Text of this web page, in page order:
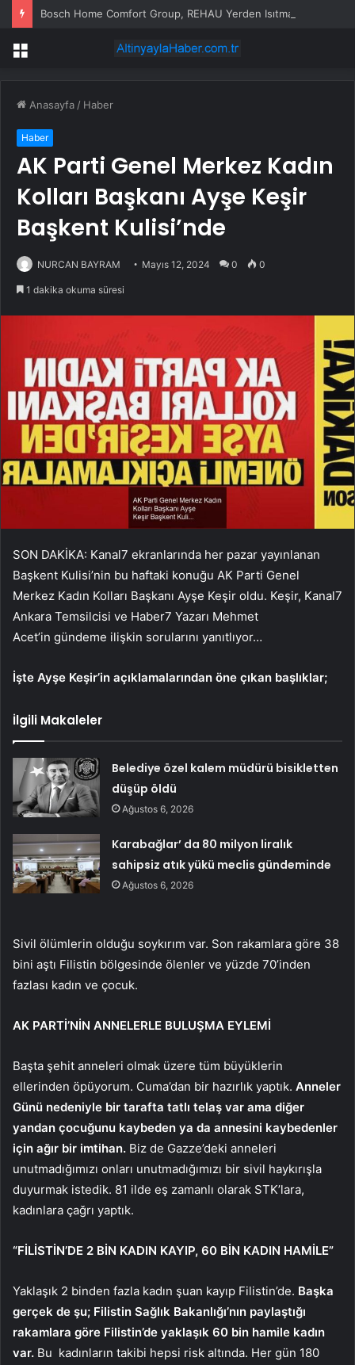
Menü
Anasayfa / Haber
Haber
AK Parti Genel Merkez Kadın
Kolları Başkanı Ayşe Keşir
Başkent Kulisi’nde
NURCAN BAYRAM Mayıs 12, 2024 0 0
1 dakika okuma süresi
SON DAKİKA: Kanal7 ekranlarında her pazar yayınlanan
Başkent Kulisi’nin bu haftaki konuğu AK Parti Genel
Merkez Kadın Kolları Başkanı Ayşe Keşir oldu. Keşir, Kanal7
Ankara Temsilcisi ve Haber7 Yazarı Mehmet
Acet’in gündeme ilişkin sorularını yanıtlıyor…
İşte Ayşe Keşir’in açıklamalarından öne çıkan başlıklar;
İlgili Makaleler
Belediye özel kalem müdürü bisikletten
düşüp öldü
Ağustos 6, 2026
Karabağlar’ da 80 milyon liralık
sahipsiz atık yükü meclis gündeminde
Ağustos 6, 2026
Sivil ölümlerin olduğu soykırım var. Son rakamlara göre 38
bini aştı Filistin bölgesinde ölenler ve yüzde 70’inden
fazlası kadın ve çocuk.
AK PARTİ’NİN ANNELERLE BULUŞMA EYLEMİ
Başta şehit anneleri olmak üzere tüm büyüklerin
ellerinden öpüyorum. Cuma’dan bir hazırlık yaptık. Anneler
Günü nedeniyle bir tarafta tatlı telaş var ama diğer
yandan çocuğunu kaybeden ya da annesini kaybedenler
için ağır bir imtihan. Biz de Gazze’deki anneleri
unutmadığımızı onları unutmadığımızı bir sivil haykırışla
duyurmak istedik. 81 ilde eş zamanlı olarak STK’lara,
kadınlara çağrı yaptık.
“FİLİSTİN’DE 2 BİN KADIN KAYIP, 60 BİN KADIN HAMİLE”
Yaklaşık 2 binden fazla kadın şuan kayıp Filistin’de. Başka
gerçek de şu; Filistin Sağlık Bakanlığı’nın paylaştığı
rakamlara göre Filistin’de yaklaşık 60 bin hamile kadın
var. Bu kadınların takibi hepsi risk altında. Her gün 180